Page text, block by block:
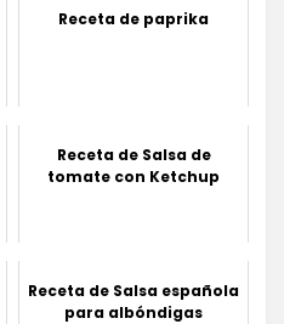
Receta de paprika
Receta de Salsa de
tomate con Ketchup
Receta de Salsa española
para albóndigas